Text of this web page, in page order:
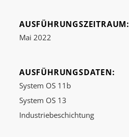
AUSFÜHRUNGSZEITRAUM:
Mai 2022
AUSFÜHRUNGSDATEN:
System OS 11b
System OS 13
Industriebeschichtung